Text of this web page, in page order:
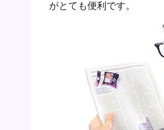
がとても便利です。